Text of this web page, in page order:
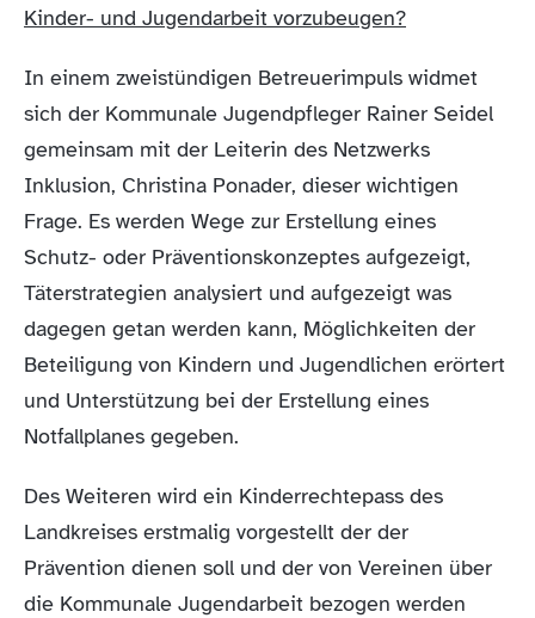
Kinder- und Jugendarbeit vorzubeugen?
In einem zweistündigen Betreuerimpuls widmet
sich der Kommunale Jugendpfleger Rainer Seidel
gemeinsam mit der Leiterin des Netzwerks
Inklusion, Christina Ponader, dieser wichtigen
Frage. Es werden Wege zur Erstellung eines
Schutz- oder Präventionskonzeptes aufgezeigt,
Täterstrategien analysiert und aufgezeigt was
dagegen getan werden kann, Möglichkeiten der
Beteiligung von Kindern und Jugendlichen erörtert
und Unterstützung bei der Erstellung eines
Notfallplanes gegeben.
Des Weiteren wird ein Kinderrechtepass des
Landkreises erstmalig vorgestellt der der
Prävention dienen soll und der von Vereinen über
die Kommunale Jugendarbeit bezogen werden